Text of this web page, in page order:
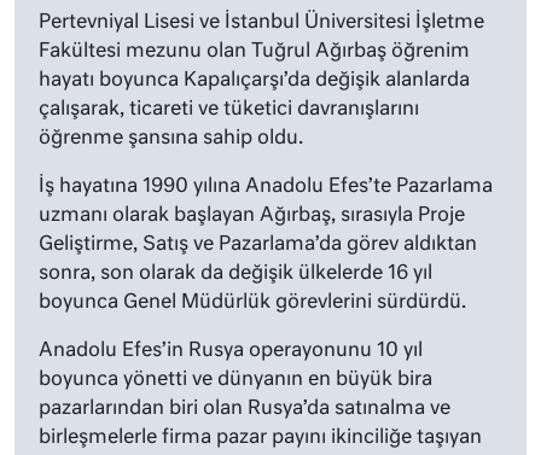
Pertevniyal Lisesi ve İstanbul Üniversitesi İşletme
Fakültesi mezunu olan Tuğrul Ağırbaş öğrenim
hayatı boyunca Kapalıçarşı’da değişik alanlarda
çalışarak, ticareti ve tüketici davranışlarını
öğrenme şansına sahip oldu.
İş hayatına 1990 yılına Anadolu Efes’te Pazarlama
uzmanı olarak başlayan Ağırbaş, sırasıyla Proje
Geliştirme, Satış ve Pazarlama’da görev aldıktan
sonra, son olarak da değişik ülkelerde 16 yıl
boyunca Genel Müdürlük görevlerini sürdürdü.
Anadolu Efes’in Rusya operayonunu 10 yıl
boyunca yönetti ve dünyanın en büyük bira
pazarlarından biri olan Rusya’da satınalma ve
birleşmelerle firma pazar payını ikinciliğe taşıyan